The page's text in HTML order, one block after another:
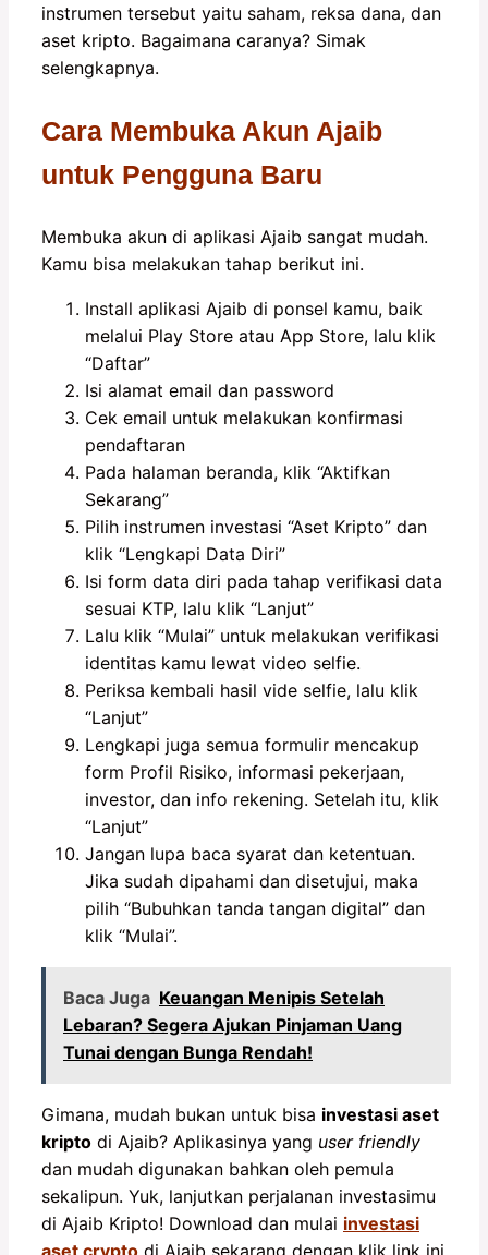
instrumen tersebut yaitu saham, reksa dana, dan
aset kripto. Bagaimana caranya? Simak
selengkapnya.
Cara Membuka Akun Ajaib
untuk Pengguna Baru
Membuka akun di aplikasi Ajaib sangat mudah.
Kamu bisa melakukan tahap berikut ini.
Install aplikasi Ajaib di ponsel kamu, baik
melalui Play Store atau App Store, lalu klik
“Daftar”
Isi alamat email dan password
Cek email untuk melakukan konfirmasi
pendaftaran
Pada halaman beranda, klik “Aktifkan
Sekarang”
Pilih instrumen investasi “Aset Kripto” dan
klik “Lengkapi Data Diri”
Isi form data diri pada tahap verifikasi data
sesuai KTP, lalu klik “Lanjut”
Lalu klik “Mulai” untuk melakukan verifikasi
identitas kamu lewat video selfie.
Periksa kembali hasil vide selfie, lalu klik
“Lanjut”
Lengkapi juga semua formulir mencakup
form Profil Risiko, informasi pekerjaan,
investor, dan info rekening. Setelah itu, klik
“Lanjut”
Jangan lupa baca syarat dan ketentuan.
Jika sudah dipahami dan disetujui, maka
pilih “Bubuhkan tanda tangan digital” dan
klik “Mulai”.
Baca Juga Keuangan Menipis Setelah
Lebaran? Segera Ajukan Pinjaman Uang
Tunai dengan Bunga Rendah!
Gimana, mudah bukan untuk bisa investasi aset
kripto di Ajaib? Aplikasinya yang user friendly
dan mudah digunakan bahkan oleh pemula
sekalipun. Yuk, lanjutkan perjalanan investasimu
di Ajaib Kripto! Download dan mulai investasi